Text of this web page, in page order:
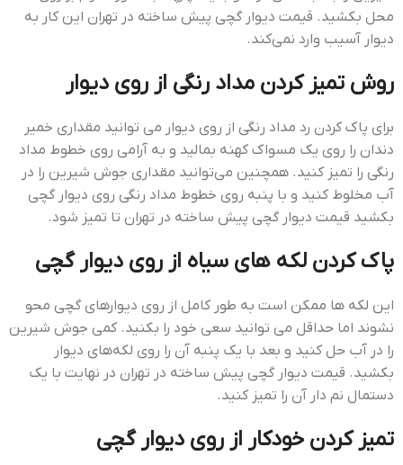
محل بکشید. قيمت ديوار گچي پيش ساخته در تهران این کار به
دیوار آسیب وارد نمی‌کند.
روش تمیز کردن مداد رنگی از روی دیوار
برای پاک کردن رد مداد رنگی از روی دیوار می توانید مقداری خمیر
دندان را روی یک مسواک کهنه بمالید و به آرامی روی خطوط مداد
رنگی را تمیز کنید. همچنین می‌توانید مقداری جوش شیرین را در
آب مخلوط کنید و با پنبه روی خطوط مداد رنگی روی دیوار گچی
بکشید قيمت ديوار گچي پيش ساخته در تهران تا تمیز شود.
پاک کردن لکه های سیاه از روی دیوار گچی
این لکه ها ممکن است به طور کامل از روی دیوارهای گچی محو
نشوند اما حداقل می توانید سعی خود را بکنید. کمی جوش شیرین
را در آب حل کنید و بعد با یک پنبه آن را روی لکه‌های دیوار
بکشید. قيمت ديوار گچي پيش ساخته در تهران در نهایت با یک
دستمال نم دار آن را تمیز کنید.
تمیز کردن خودکار از روی دیوار گچی